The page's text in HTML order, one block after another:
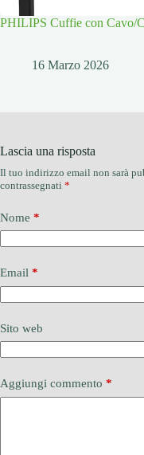
PHILIPS Cuffie con Cavo/
16 Marzo 2026
Lascia una risposta
Il tuo indirizzo email non sarà
contrassegnati *
Nome *
Email *
Sito web
Aggiungi commento *